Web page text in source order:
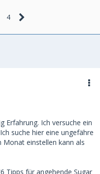
4
Erfahrung. Ich versuche ein
suche hier eine ungefähre
einstellen kann als
Tipps für angehende Sugar